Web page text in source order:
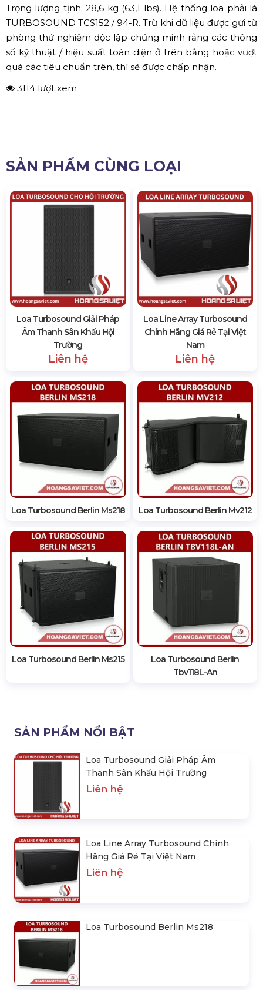
Trọng lượng tịnh: 28,6 kg (63,1 lbs). Hệ thống loa phải là
TURBOSOUND TCS152 / 94-R. Trừ khi dữ liệu được gửi từ
phòng thử nghiệm độc lập chứng minh rằng các thông
số kỹ thuật / hiệu suất toàn diện ở trên bằng hoặc vượt
quá các tiêu chuẩn trên, thì sẽ được chấp nhận.
3114 lượt xem
SẢN PHẨM CÙNG LOẠI
Loa Turbosound Giải Pháp
Âm Thanh Sân Khấu Hội
Trường
Liên hệ
Loa Line Array Turbosound
Chính Hãng Giá Rẻ Tại Việt
Nam
Liên hệ
Loa Turbosound Berlin Ms218 Loa Turbosound Berlin Mv212
Loa Turbosound Berlin Ms215
Loa Turbosound Berlin
Tbv118L-An
SẢN PHẨM NỔI BẬT
Loa Turbosound Giải Pháp Âm
Thanh Sân Khấu Hội Trường
Liên hệ
Loa Line Array Turbosound Chính
Hãng Giá Rẻ Tại Việt Nam
Liên hệ
Loa Turbosound Berlin Ms218